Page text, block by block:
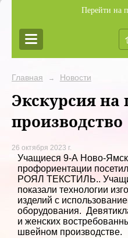
Перейти на
Главная → Новости
Экскурсия
производство
26 октября 2023 г.
Учащиеся 9-А Ново-
профориентации
РОЯЛ ТЕКСТИЛЬ..
показали технологии
изделий с
оборудования.
и женских
швейном производстве.